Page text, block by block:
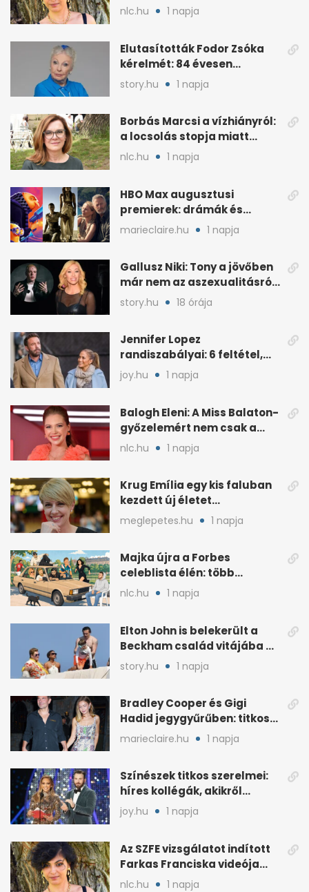
után
nlc.hu 1 napja
Elutasították Fodor Zsóka
kérelmét: 84 évesen
költöznie kell
story.hu 1 napja
Borbás Marcsi a vízhiányról:
a locsolás stopja miatt
támadják
nlc.hu 1 napja
HBO Max augusztusi
premierek: drámák és
családi filmek egy helyen
marieclaire.hu 1 napja
Gallusz Niki: Tony a jövőben
már nem az aszexualitásról
ír dalt
story.hu 18 órája
Jennifer Lopez
randiszabályai: 6 feltétel,
amit a párjától elvár
joy.hu 1 napja
Balogh Eleni: A Miss Balaton-
győzelemért nem csak a
külseje számított
nlc.hu 1 napja
Krug Emília egy kis faluban
kezdett új életet
szakemberrel
meglepetes.hu 1 napja
Majka újra a Forbes
celeblista élén: több
váratlan név az
élmezőnyben
nlc.hu 1 napja
Elton John is belekerült a
Beckham család vitájába a
francia Riviérán
story.hu 1 napja
Bradley Cooper és Gigi
Hadid jegygyűrűben: titkos
esküvő jöhet szóba
marieclaire.hu 1 napja
Színészek titkos szerelmei:
híres kollégák, akikről
sokáig hallgattak
joy.hu 1 napja
Az SZFE vizsgálatot indított
Farkas Franciska videója
után
nlc.hu 1 napja